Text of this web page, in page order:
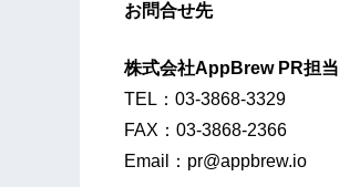
お問合せ先
株式会社AppBrew PR担当
TEL：03-3868-3329
FAX：03‐3868‐2366
Email：pr@appbrew.io